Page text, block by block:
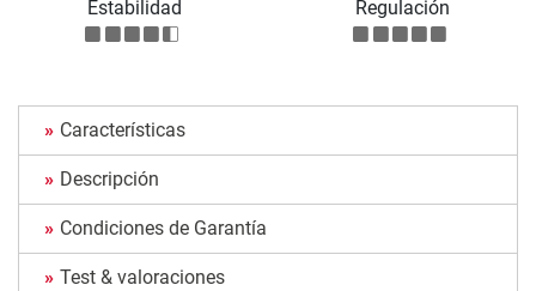
Estabilidad Regulación
Características
Descripción
Condiciones de Garantía
Test & valoraciones